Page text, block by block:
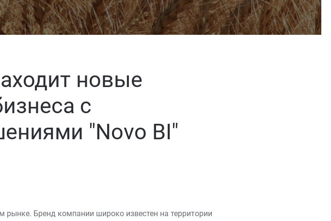
новые
с
"Novo BI"
Бренд компании широко известен на территории